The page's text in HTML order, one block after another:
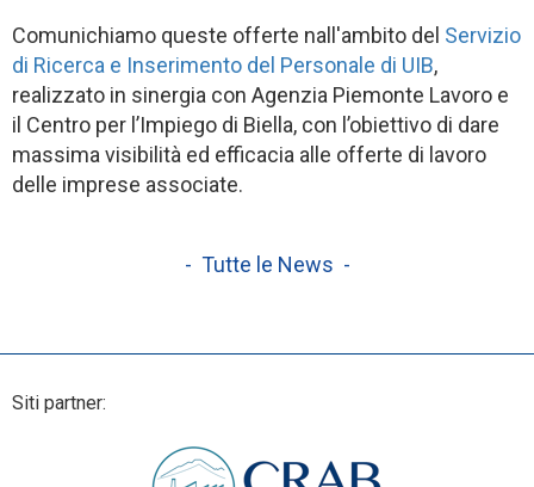
Comunichiamo queste offerte nall'ambito del Servizio
di Ricerca e Inserimento del Personale di UIB,
realizzato in sinergia con Agenzia Piemonte Lavoro e
il Centro per l’Impiego di Biella, con l’obiettivo di dare
massima visibilità ed efficacia alle offerte di lavoro
delle imprese associate.
- Tutte le News -
Siti partner: